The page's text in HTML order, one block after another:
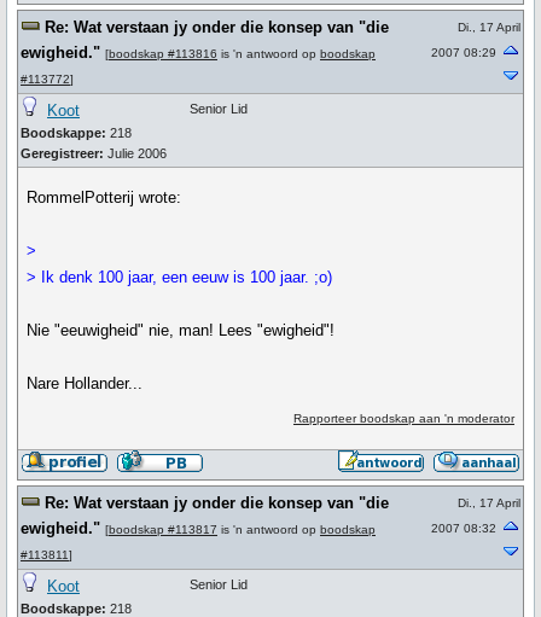
Re: Wat verstaan jy onder die konsep van "die
ewigheid." [boodskap #113816 is 'n antwoord op boodskap
#113772]
Di., 17 April
2007 08:29
Koot
Boodskappe: 218
Geregistreer: Julie 2006
Senior Lid
RommelPotterij wrote:
>
> Ik denk 100 jaar, een eeuw is 100 jaar. ;o)
Nie "eeuwigheid" nie, man! Lees "ewigheid"!
Nare Hollander...
Rapporteer boodskap aan 'n moderator
Re: Wat verstaan jy onder die konsep van "die
ewigheid." [boodskap #113817 is 'n antwoord op boodskap
#113811]
Di., 17 April
2007 08:32
Koot
Boodskappe: 218
Senior Lid